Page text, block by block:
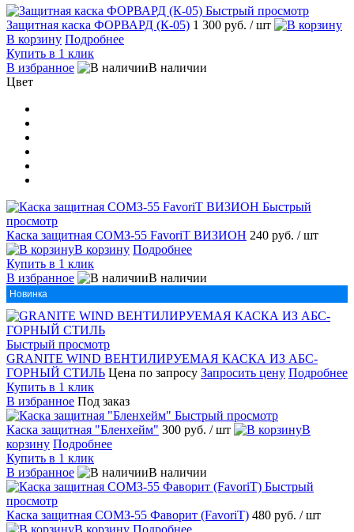
Быстрый просмотр
Защитная каска ФОРВАРД (К-05) 1 300 руб. / шт
В корзину Подробнее
Купить в 1 клик
В избранное
В наличии
Цвет
Быстрый
просмотр
Каска защитная СОМЗ-55 FavoriT ВИЗИОН 240 руб. / шт
В корзину Подробнее
Купить в 1 клик
В избранное
В наличии
Новинка
Быстрый просмотр
GRANITE WIND ВЕНТИЛИРУЕМАЯ КАСКА ИЗ AБС-
ГОРНЫЙ СТИЛЬ Цена по запросу Запросить цену Подробнее
Купить в 1 клик
В избранное Под заказ
Быстрый просмотр
Каска защитная "Бленхейм" 300 руб. / шт
В
корзину Подробнее
Купить в 1 клик
В избранное
В наличии
Быстрый
просмотр
Каска защитная СОМЗ-55 Фаворит (FavoriT) 480 руб. / шт
В корзину Подробнее